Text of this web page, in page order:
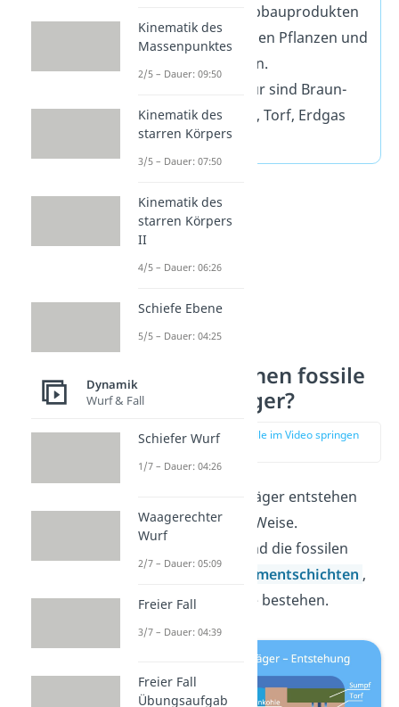
organischen Abbauprodukten
von verstorbenen Pflanzen und
Tieren bestehen.
Beispiele hierfür sind Braun-
und Steinkohle, Torf, Erdgas
und Erdöl.
Wie entstehen fossile
Energieträger?
zur Stelle im Video springen
Fossile Energieträger entstehen
alle auf dieselbe Weise.
Grundsätzlich sind die fossilen
Brennstoffe
Sedimentschichten ,
die aus Biomasse bestehen.
Kinematik des
Massenpunktes
2/5 – Dauer: 09:50
Kinematik des
starren Körpers
3/5 – Dauer: 07:50
Kinematik des
starren Körpers
II
4/5 – Dauer: 06:26
Schiefe Ebene
5/5 – Dauer: 04:25
Dynamik
Wurf & Fall
Schiefer Wurf
1/7 – Dauer: 04:26
Waagerechter
Wurf
2/7 – Dauer: 05:09
Freier Fall
3/7 – Dauer: 04:39
Freier Fall
Übungsaufgab